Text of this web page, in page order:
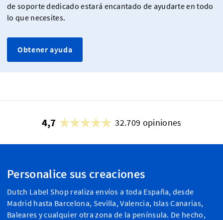
de soporte dedicado estará encantado de ayudarte en todo
lo que necesites.
Obtener ayuda
4,7 32.709 opiniones
Personalice sus creaciones
Dutch Label Shop realiza envíos a toda España, desde
Madrid hasta Barcelona, Sevilla, Valencia, Islas Canarias,
Baleares y cualquier otra zona de la península. De hecho,